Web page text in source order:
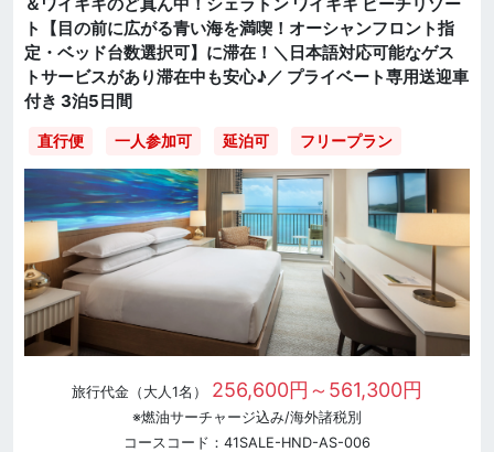
ト【目の前に広がる青い海を満喫！オーシャンフロント指
定・ベッド台数選択可】に滞在！＼日本語対応可能なゲス
トサービスがあり滞在中も安心♪／ プライベート専用送迎車
付き 3泊5日間
直行便 一人参加可 延泊可 フリープラン
旅行代金（大人1名） 256,600円～561,300円
※燃油サーチャージ込み/海外諸税別
コースコード：41SALE-HND-AS-006